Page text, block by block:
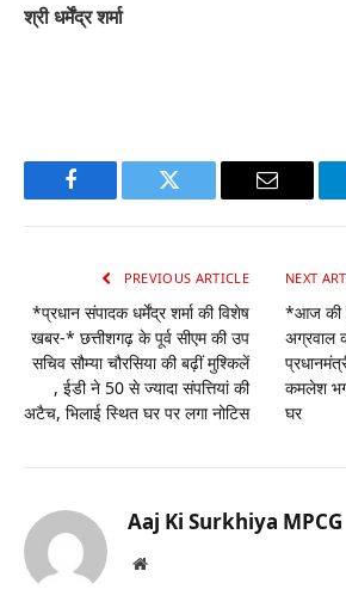
श्री धर्मेंद्र शर्मा
Facebook Twitter Email
PREVIOUS ARTICLE
*प्रधान संपादक धर्मेंद्र शर्मा की विशेष
खबर-* छत्तीशगढ़ के पूर्व सीएम की उप
सचिव सौम्या चौरसिया की बढ़ीं मुश्किलें
, ईडी ने 50 से ज्यादा संपत्तियां की
अटैच, भिलाई स्थित घर पर लगा नोटिस
NEXT
*आज की
अग्रवाल
कमलेश
घर
Aaj Ki Surkhiya MPCG
Website